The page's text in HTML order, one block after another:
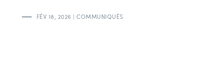
FÉV 18, 2026 |COMMUNIQUÉS